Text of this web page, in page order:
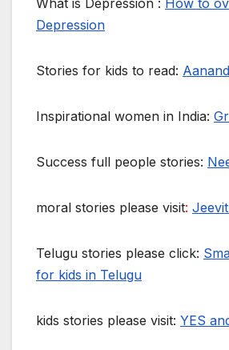
Depression
Stories for kids to read:
Inspirational women in India:
Success full people stories:
moral stories please visit:
Telugu stories please click:
for kids in Telugu
kids stories please visit: YES